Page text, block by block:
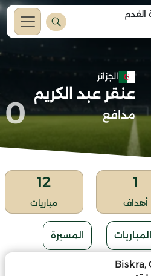
القدم
الجزائر
عنقر عبد الكريم
مدافع 0
1
أهداف
12
مباريات
المباريات المسيرة
Biskra,